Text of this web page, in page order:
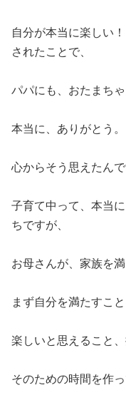
自分が本当に楽しい
されたことで、
パパにも、おたまち
本当に、ありがとう。
心からそう思えたんで
子育て中って、本当
ちですが、
お母さんが、家族を
まず自分を満たすこ
楽しいと思えること、
そのための時間を作